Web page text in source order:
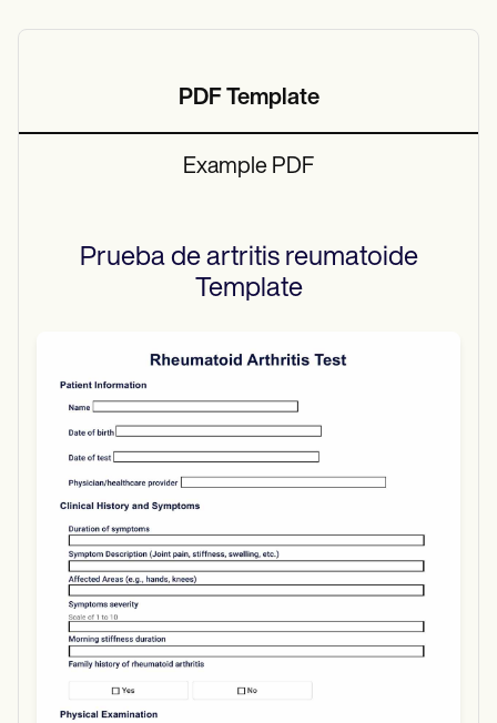
PDF Template
Example PDF
Prueba de artritis reumatoide
Template
Use Template
Download